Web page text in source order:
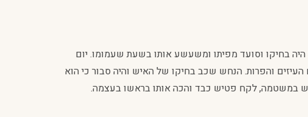
בחיקו וסועד מפיתו ומשעשע אותו בשעת שעמומו. יום
והפרות. הנחש שכב בחיקו של האיש והיה סבור כי הוא
במשטמה, לקח פטיש כבד והכה אותו בראשו בעצמה.